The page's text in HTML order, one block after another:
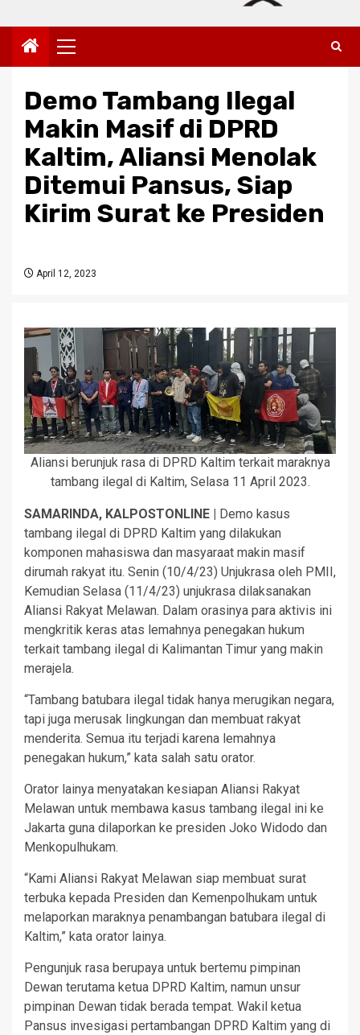
Primary
Menu
Demo Tambang Ilegal
Makin Masif di DPRD
Kaltim, Aliansi Menolak
Ditemui Pansus, Siap
Kirim Surat ke Presiden
April 12, 2023
Aliansi berunjuk rasa di DPRD Kaltim terkait maraknya
tambang ilegal di Kaltim, Selasa 11 April 2023.
SAMARINDA, KALPOSTONLINE |
Demo kasus
tambang ilegal di DPRD Kaltim yang dilakukan
komponen mahasiswa dan masyaraat makin masif
dirumah rakyat itu. Senin (10/4/23) Unjukrasa oleh PMII,
Kemudian Selasa (11/4/23) unjukrasa dilaksanakan
Aliansi Rakyat Melawan. Dalam orasinya para aktivis ini
mengkritik keras atas lemahnya penegakan hukum
terkait tambang ilegal di Kalimantan Timur yang makin
merajela.
“Tambang batubara ilegal tidak hanya merugikan negara,
tapi juga merusak lingkungan dan membuat rakyat
menderita. Semua itu terjadi karena lemahnya
penegakan hukum,” kata salah satu orator.
Orator lainya menyatakan kesiapan Aliansi Rakyat
Melawan untuk membawa kasus tambang ilegal ini ke
Jakarta guna dilaporkan ke presiden Joko Widodo dan
Menkopulhukam.
“Kami Aliansi Rakyat Melawan siap membuat surat
terbuka kepada Presiden dan Kemenpolhukam untuk
melaporkan maraknya penambangan batubara ilegal di
Kaltim,” kata orator lainya.
Pengunjuk rasa berupaya untuk bertemu pimpinan
Dewan terutama ketua DPRD Kaltim, namun unsur
pimpinan Dewan tidak berada tempat. Wakil ketua
Pansus invesigasi pertambangan DPRD Kaltim yang di